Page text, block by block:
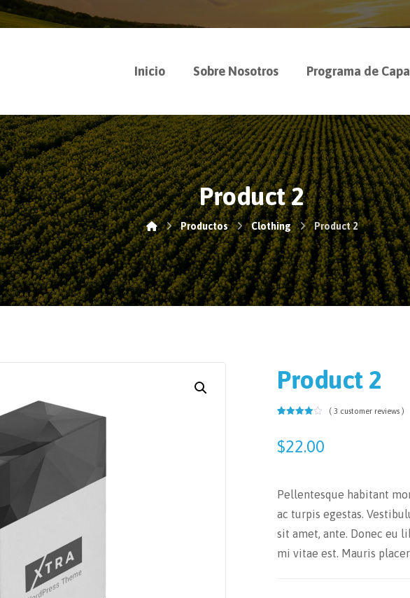
Inicio Sobre Nosotros Programa de
Product 2
Productos Clothing Product 2
Product 2
de 5 en
base a
valoracion
( 3 customer reviews )
$22.00
Pellentesque habitant
ac turpis egestas.
sit amet, ante. Donec eu
mi vitae est. Mauris